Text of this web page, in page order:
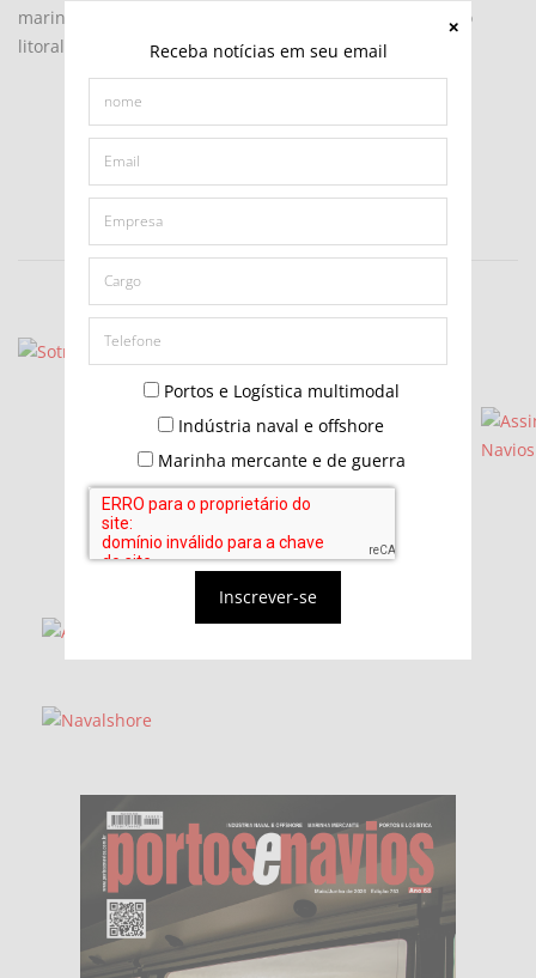
Receba notícias em seu email
Portos e Logística multimodal
Indústria naval e offshore
Marinha mercante e de guerra
Inscrever-se
marinha e propôs a criação de um corredor ecológico no
litoral do Paraná.